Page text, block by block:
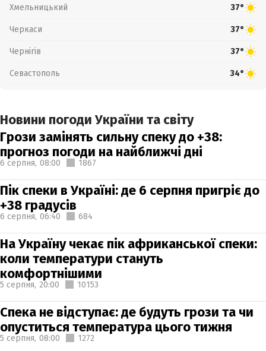
Хмельницький 37°
Черкаси 37°
Чернігів 37°
Севастополь 34°
Новини погоди України та світу
Грози замінять сильну спеку до +38:
прогноз погоди на найближчі дні
6 серпня, 08:00 1867
Пік спеки в Україні: де 6 серпня пригріє до
+38 градусів
6 серпня, 06:40 684
На Україну чекає пік африканської спеки:
коли температури стануть
комфортнішими
5 серпня, 20:00 10153
Спека не відступає: де будуть грози та чи
опуститься температура цього тижня
5 серпня, 08:00 1272